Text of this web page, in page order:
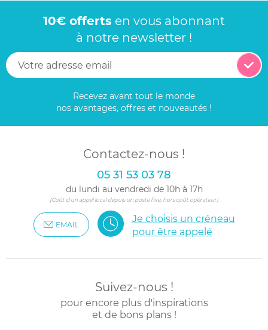
10€ offerts en vous abonnant
à notre newsletter !
Recevez avant tout le monde
nos avantages, offres et nouveautés !
Contactez-nous !
05 31 53 03 78
du lundi au vendredi de 10h à 17h
(Coût d'un appel local depuis un poste fixe, hors coût opérateur)
EMAIL
Je choisis un créneau
pour être appelé
Suivez-nous !
pour encore plus d'inspirations
et de bons plans !